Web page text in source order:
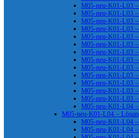
M05-neu-K01-L03
M05-neu-K01-L03
M05-neu-K01-L03
M05-neu-K01-L03
M05-neu-K01-L03
M05-neu-K01-L03
M05-neu-K01-L03
M05-neu-K01-L03
M05-neu-K01-L03
M05-neu-K01-L03
M05-neu-K01-L03
M05-neu-K01-L03
M05-neu-K01-L03
M05-neu-K01-L04
M05-neu-K01-L04 –
M05-neu-K01-L04
M05-neu-K01-L04